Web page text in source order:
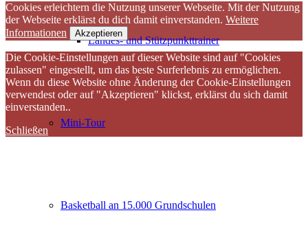
Landes- und Stützpunkttrainer
Mini-Tour
Basketball an 15.000 Grundschulen
Cookies erleichtern die Nutzung unserer Webseite. Mit der Nutzung
der Webseite erklärst du dich damit einverstanden. Weitere
Informationen
Akzeptieren
Die Cookie-Einstellungen auf dieser Website sind auf "Cookies
zulassen" eingestellt, um das beste Surferlebnis zu ermöglichen.
Wenn du diese Website ohne Änderung der Cookie-Einstellungen
verwendest oder auf "Akzeptieren" klickst, erklärst du sich damit
einverstanden..
Schließen